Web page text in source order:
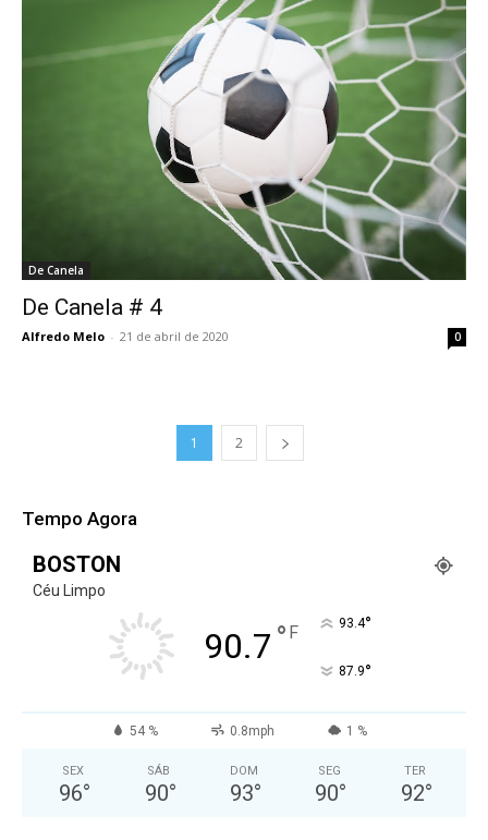
De Canela
De Canela # 4
Alfredo Melo - 21 de abril de 2020 0
1 2
Tempo Agora
BOSTON
Céu Limpo
90.7 ° F 93.4°
87.9°
54 % 0.8mph 1 %
SEX
96°
SÁB
90°
DOM
93°
SEG
90°
TER
92°